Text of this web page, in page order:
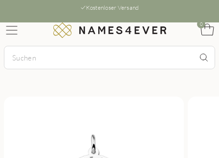
Kostenloser Versand
0